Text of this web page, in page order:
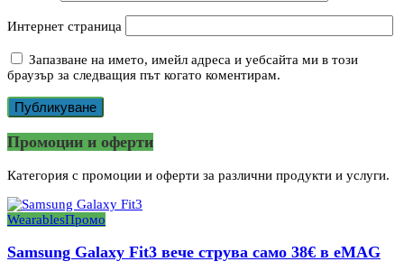
Интернет страница
Запазване на името, имейл адреса и уебсайта ми в този
браузър за следващия път когато коментирам.
Промоции и оферти
Категория с промоции и оферти за различни продукти и услуги.
WearablesПромо
Samsung Galaxy Fit3 вече струва само 38€ в eMAG